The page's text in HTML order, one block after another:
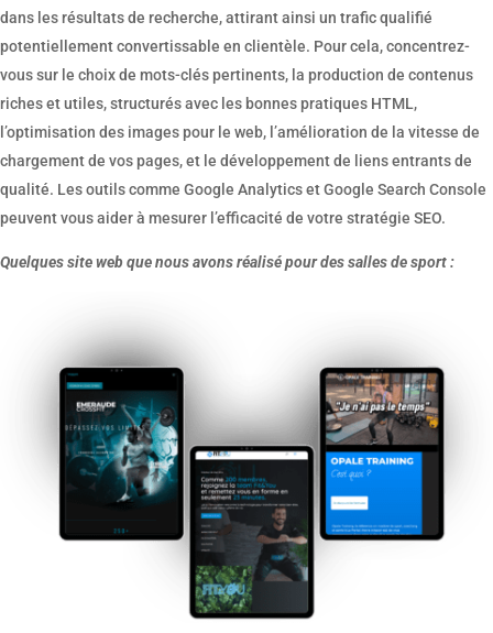
dans les résultats de recherche, attirant ainsi un trafic qualifié
potentiellement convertissable en clientèle. Pour cela, concentrez-
vous sur le choix de mots-clés pertinents, la production de contenus
riches et utiles, structurés avec les bonnes pratiques HTML,
l’optimisation des images pour le web, l’amélioration de la vitesse de
chargement de vos pages, et le développement de liens entrants de
qualité. Les outils comme Google Analytics et Google Search Console
peuvent vous aider à mesurer l’efficacité de votre stratégie SEO.
Quelques site web que nous avons réalisé pour des salles de sport :